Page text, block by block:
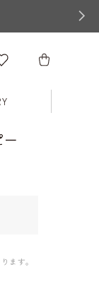
ー
ます。